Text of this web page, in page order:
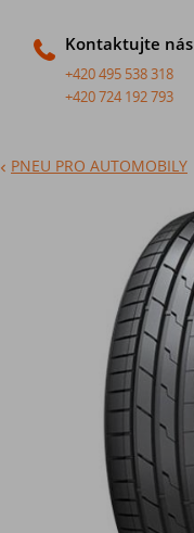
Kontaktujte nás
+420 495 538 318
+420 724 192 793
PNEU PRO AUTOMOBILY